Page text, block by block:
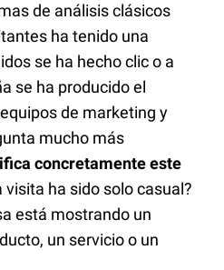
de análisis clásicos
ha tenido una
se ha hecho clic o a
se ha producido el
de marketing y
mucho más
concretamente este
visita ha sido solo casual?
está mostrando un
un servicio o un